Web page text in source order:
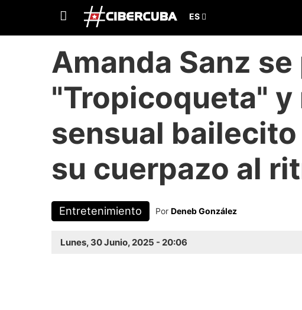
Amanda Sanz se
"Tropicoqueta" y
sensual
su cuerpazo al
Entretenimiento Por Deneb González
Lunes, 30 Junio, 2025 - 20:06